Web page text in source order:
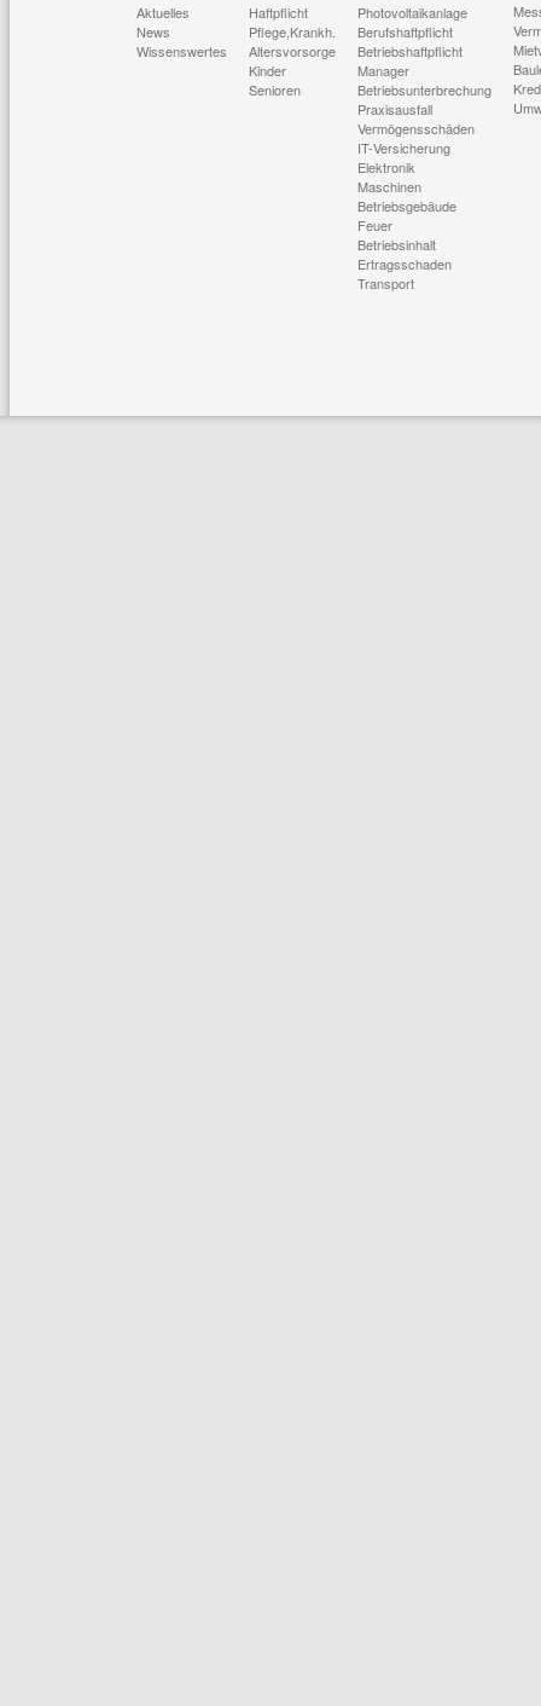
Aktuelles
News
Wissenswertes
Haftpflicht
Pflege,Krankh.
Altersvorsorge
Kinder
Senioren
Photovoltaikanlage
Berufshaftpflicht
Betriebshaftpflicht
Manager
Betriebsunterbrechung
Praxisausfall
Vermögensschäden
IT-Versicherung
Elektronik
Maschinen
Betriebsgebäude
Feuer
Betriebsinhalt
Ertragsschaden
Transport